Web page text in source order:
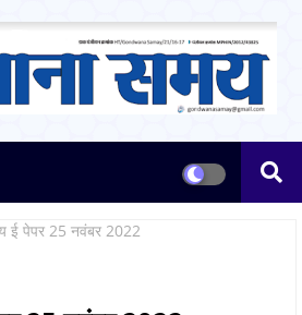
ई पेपर 25 नवंबर 2022